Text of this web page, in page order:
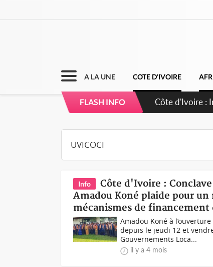
A LA UNE COTE D'IVOIRE
FLASH INFO Côte d'Ivoire :
Info
Côte d'Ivoire :
Amadou Koné plaide pour
mécanismes de
Amadou Koné à
depuis le jeudi 12 et
Gouvernements Loca...
il y a 4 mois